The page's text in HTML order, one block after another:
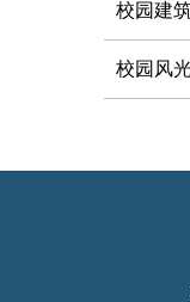
校园建
校园风